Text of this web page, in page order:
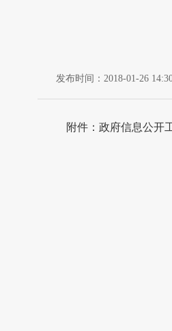
发布时间：2018-01-26
附件： 政府信息公开